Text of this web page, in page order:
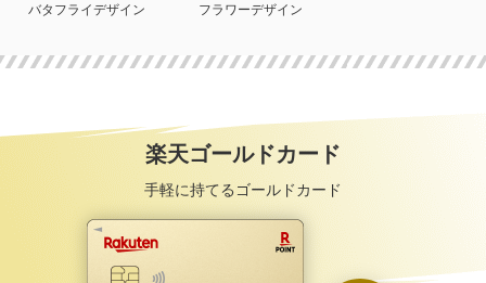
バタフライデザイン
フラワーデザイン
楽天ゴールドカード
手軽に持てるゴールドカード